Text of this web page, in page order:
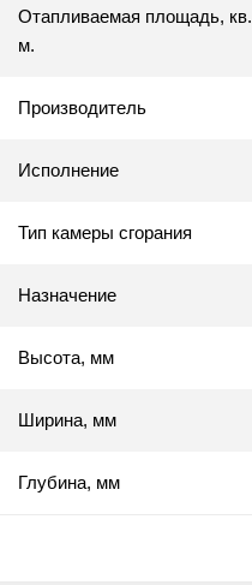
Отапливаемая площадь, кв.
м.
Производитель
Исполнение
Тип камеры сгорания
Назначение
Высота, мм
Ширина, мм
Глубина, мм